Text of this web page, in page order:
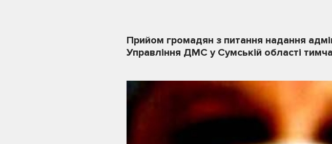
Прийом громадян з питання надання
Управління ДМС у Сумській області